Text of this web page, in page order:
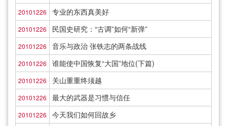
20101226 专业的东西真美好
20101226 民国史研究：“古调”如何“新弹”
20101226 音乐与政治 张铁志的两条战线
20101226 谁能使中国恢复“大国”地位(下篇)
20101226 关山重重终须越
20101226 最大的武器是习惯与信任
20101226 今天我们如何回故乡